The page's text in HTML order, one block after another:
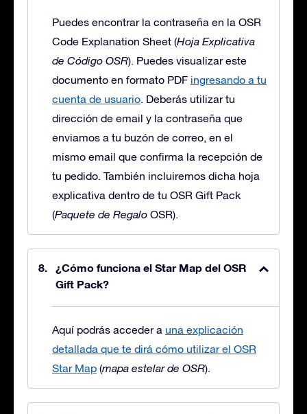
Puedes encontrar la contraseña en la OSR
Code Explanation Sheet (Hoja Explicativa
de Código OSR). Puedes visualizar este
documento en formato PDF ingresando a tu
cuenta de usuario. Deberás utilizar tu
dirección de email y la contraseña que
enviamos a tu buzón de correo, en el
mismo email que confirma la recepción de
tu pedido. También incluiremos dicha hoja
explicativa dentro de tu OSR Gift Pack
(Paquete de Regalo OSR).
¿Cómo funciona el Star Map del OSR
Gift Pack?
Aquí podrás acceder a una explicación
detallada que te dirá cómo utilizar el OSR
Star Map (mapa estelar de OSR).